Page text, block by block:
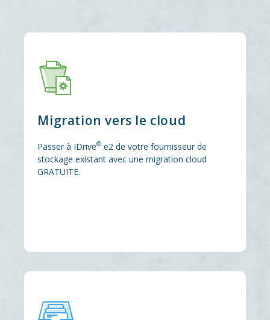
Migration vers le cloud
Passer à IDrive® e2 de votre fournisseur de
stockage existant avec une migration cloud
GRATUITE.